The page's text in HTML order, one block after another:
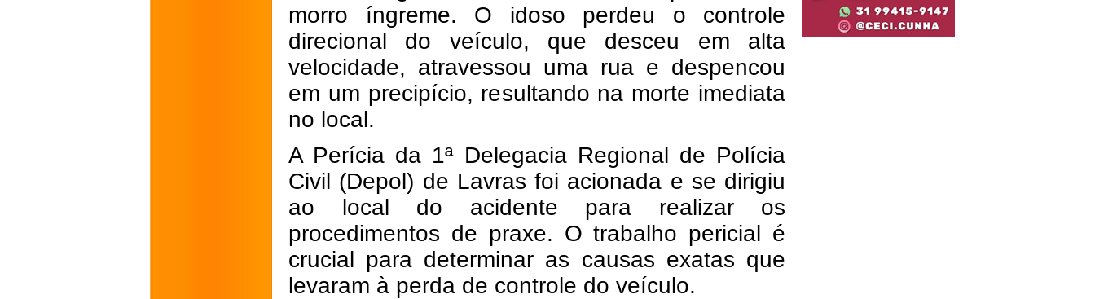
morro íngreme. O idoso perdeu o controle
direcional do veículo, que desceu em alta
velocidade, atravessou uma rua e despencou
em um precipício, resultando na morte imediata
no local.
A Perícia da 1ª Delegacia Regional de Polícia
Civil (Depol) de Lavras foi acionada e se dirigiu
ao local do acidente para realizar os
procedimentos de praxe. O trabalho pericial é
crucial para determinar as causas exatas que
levaram à perda de controle do veículo.